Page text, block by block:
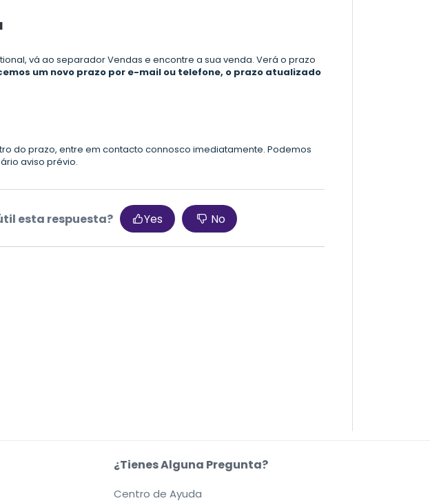
vá ao separador Vendas e encontre a sua venda. Verá o prazo
um novo prazo por e-mail ou telefone, o prazo atualizado
do prazo, entre em contacto connosco imediatamente. Podemos
aviso prévio.
esta respuesta? Yes No
¿Tienes Alguna Pregunta?
Centro de Ayuda